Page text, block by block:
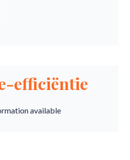
efficiëntie
available